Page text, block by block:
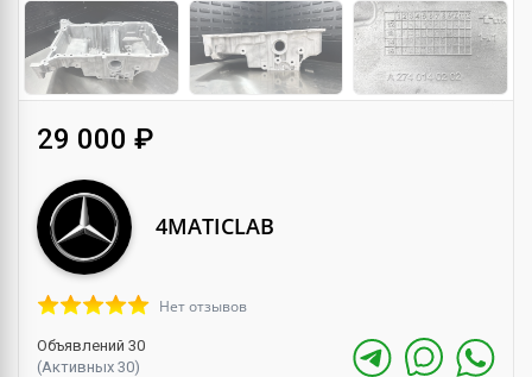
29 000 ₽
4MATICLAB
Нет отзывов
Объявлений 30
(Активных 30)